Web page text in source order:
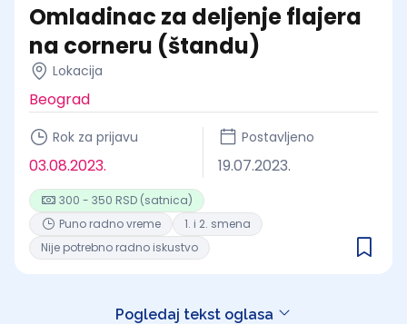
Omladinac za deljenje flajera
na corneru (štandu)
Lokacija
Beograd
Rok za prijavu
03.08.2023.
Postavljeno
19.07.2023.
300 - 350 RSD (satnica)
Puno radno vreme
1. i 2. smena
Nije potrebno radno iskustvo
Pogledaj tekst oglasa